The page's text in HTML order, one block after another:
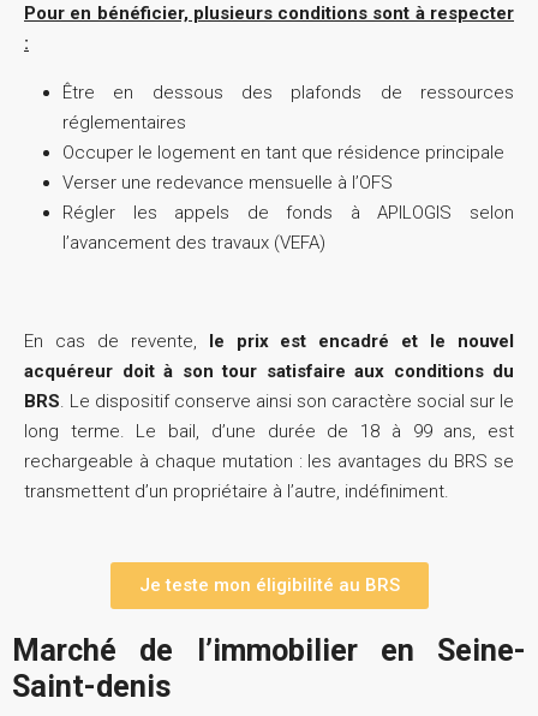
Pour en bénéficier, plusieurs conditions sont à respecter
:
Être en dessous des plafonds de ressources
réglementaires
Occuper le logement en tant que résidence principale
Verser une redevance mensuelle à l’OFS
Régler les appels de fonds à APILOGIS selon
l’avancement des travaux (VEFA)
En cas de revente, le prix est encadré et le nouvel
acquéreur doit à son tour satisfaire aux conditions du
BRS. Le dispositif conserve ainsi son caractère social sur le
long terme. Le bail, d’une durée de 18 à 99 ans, est
rechargeable à chaque mutation : les avantages du BRS se
transmettent d’un propriétaire à l’autre, indéfiniment.
Je teste mon éligibilité au BRS
Marché de l’immobilier en Seine-
Saint-denis